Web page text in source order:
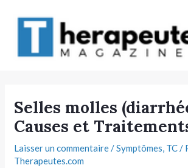
Selles molles
Causes et
Laisser un commentaire/Symptômes, TC/
Therapeutes.com